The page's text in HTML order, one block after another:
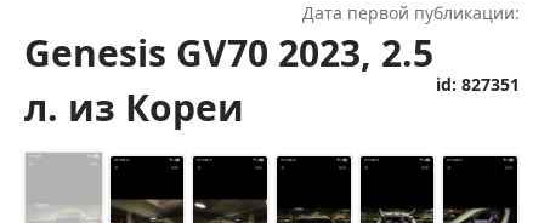
Дата первой публикации:
Genesis GV70 2023, 2.5
л. из Кореи id: 827351